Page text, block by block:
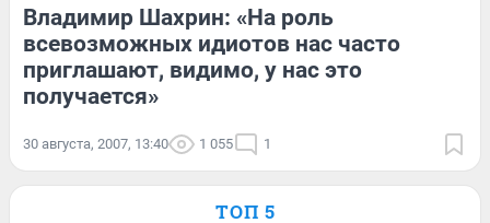
Владимир Шахрин: «На роль
всевозможных идиотов нас часто
приглашают, видимо, у нас это
получается»
30 августа, 2007, 13:40 1 055 1
ТОП 5